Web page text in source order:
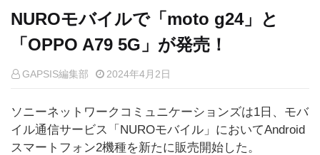
NUROモバイルで「moto g24」と
「OPPO A79 5G」が発売！
GAPSIS編集部 2024年4月2日
ソニーネットワークコミュニケーションズは1日、モバ
イル通信サービス「NUROモバイル」においてAndroid
スマートフォン2機種を新たに販売開始した。